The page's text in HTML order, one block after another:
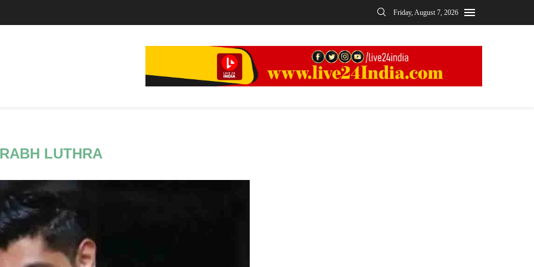
Friday, August 7, 2026
LUTHRA